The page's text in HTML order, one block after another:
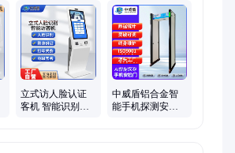
金检机、访客一体机、安检摄像机、金属检测
检机x光机、检测安检门、违禁品安检门、
产品探测门、车底安全检查系统、安全门、
检专用站台、凸面车底镜、六区安检门、安
属探测门
立式访人脸认证
客机 智能识别访
中威盾铝合金智
能手机探测安检